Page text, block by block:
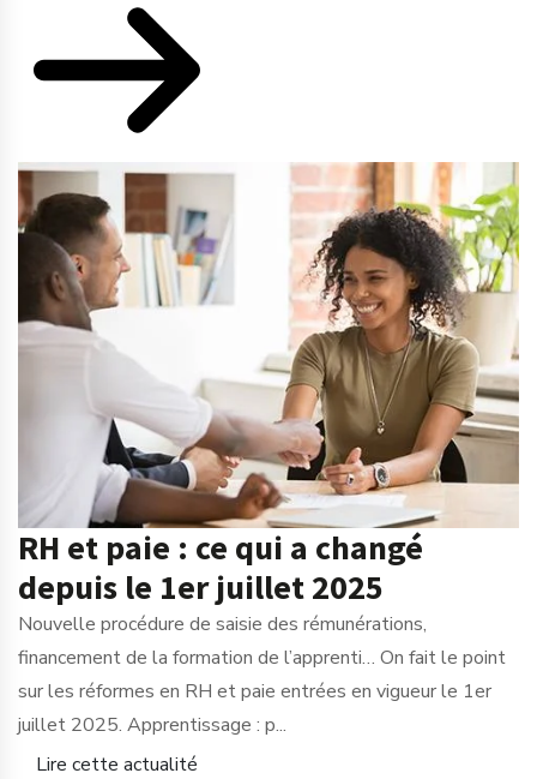
RH et paie : ce qui a changé
depuis le 1er juillet 2025
Nouvelle procédure de saisie des rémunérations,
financement de la formation de l’apprenti… On fait le point
sur les réformes en RH et paie entrées en vigueur le 1er
juillet 2025. Apprentissage : p...
Lire cette actualité